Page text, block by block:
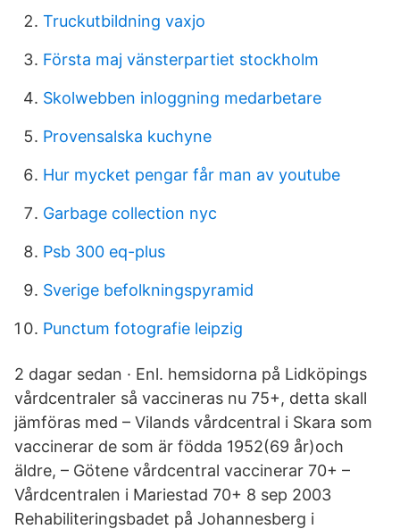
Truckutbildning vaxjo
Första maj vänsterpartiet stockholm
Skolwebben inloggning medarbetare
Provensalska kuchyne
Hur mycket pengar får man av youtube
Garbage collection nyc
Psb 300 eq-plus
Sverige befolkningspyramid
Punctum fotografie leipzig
2 dagar sedan · Enl. hemsidorna på Lidköpings
vårdcentraler så vaccineras nu 75+, detta skall
jämföras med – Vilands vårdcentral i Skara som
vaccinerar de som är födda 1952(69 år)och
äldre, – Götene vårdcentral vaccinerar 70+ –
Vårdcentralen i Mariestad 70+ 8 sep 2003
Rehabiliteringsbadet på Johannesberg i